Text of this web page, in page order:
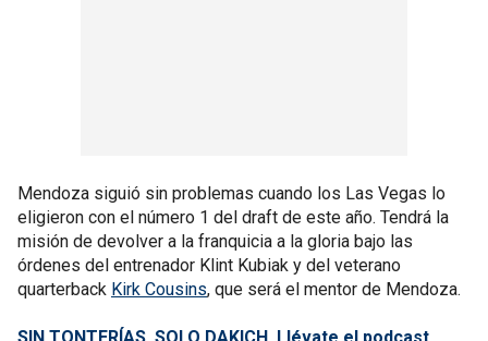
Mendoza siguió sin problemas cuando los Las Vegas lo
eligieron con el número 1 del draft de este año. Tendrá la
misión de devolver a la franquicia a la gloria bajo las
órdenes del entrenador Klint Kubiak y del veterano
quarterback Kirk Cousins, que será el mentor de Mendoza.